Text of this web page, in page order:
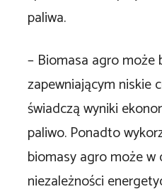
paliwa.
– Biomasa agro może
zapewniającym niskie
świadczą wyniki
paliwo. Ponadto
biomasy agro może w
niezależności